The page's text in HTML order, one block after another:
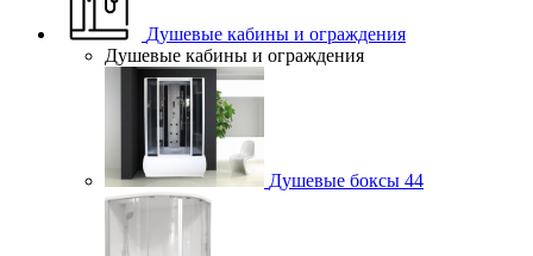
Душевые кабины и ограждения
Душевые кабины и ограждения
Душевые боксы 44